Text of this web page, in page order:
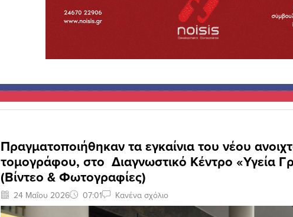
Πραγματοποιήθηκαν τα εγκαίνια του νέου
τομογράφου, στο Διαγνωστικό Κέντρο «Υγεία
(Βίντεο & Φωτογραφίες)
24 Μαΐου 2026 07:01 Κανένα σχόλιο